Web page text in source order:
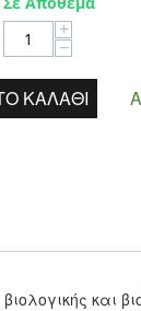
+
−
ΚΑΛΆΘΙ
και